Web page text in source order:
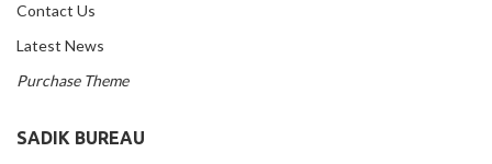
Contact Us
Latest News
Purchase Theme
SADIK BUREAU